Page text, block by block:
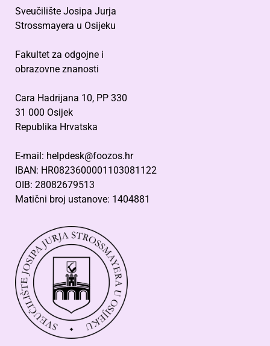
Sveučilište Josipa Jurja
Strossmayera u Osijeku
Fakultet za odgojne i
obrazovne znanosti
Cara Hadrijana 10, PP 330
31 000 Osijek
Republika Hrvatska
E-mail: helpdesk@foozos.hr
IBAN: HR0823600001103081122
OIB: 28082679513
Matični broj ustanove: 1404881